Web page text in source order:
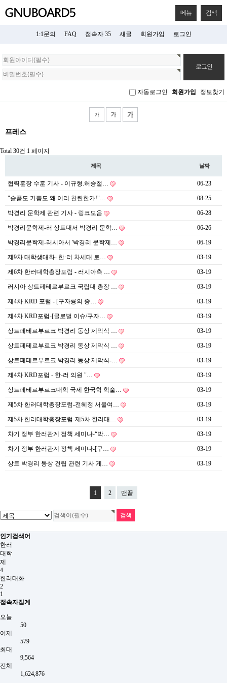
메뉴 검색
1:1문의 FAQ 접속자 35 새글 회원가입 로그인
회
원
로
자동로그인 회원가입 정보찾기
프레스
Total 30건 1 페이지
제목 날짜
협력훈장 수훈 기사 - 이규형.허승철… 06-23
"슬픔도 기쁨도 왜 이리 찬란한가!"… 08-25
박경리 문학제 관련 기사 - 링크모음 06-28
박경리문학제-러 상트대서 박경리 문학… 06-26
박경리문학제-러시아서 '박경리 문학제… 06-19
제9차 대학생대화- 한·러 차세대 토… 03-19
제6차 한러대학총장포럼 - 러시아측 … 03-19
러시아 상트페테르부르크 국립대 총장 … 03-19
제4차 KRD 포럼 - [구자룡의 중… 03-19
제4차 KRD포럼-[글로벌 이슈/구자… 03-19
상트페테르부르크 박경리 동상 제막식 … 03-19
상트페테르부르크 박경리 동상 제막식 … 03-19
상트페테르부르크 박경리 동상 제막식-… 03-19
제4차 KRD포럼 - 한-러 의원 "… 03-19
상트페테르부르크대학 국제 한국학 학술… 03-19
제5차 한러대학총장포럼-전혜정 서울여… 03-19
제5차 한러대학총장포럼-제5차 한러대… 03-19
차기 정부 한러관계 정책 세미나-“박… 03-19
차기 정부 한러관계 정책 세미나-[구… 03-19
상트 박경리 동상 건립 관련 기사 게… 03-19
1 2 맨끝
인기검색어
한러
대학
제
4
한러대화
2
1
접속자집계
오늘
50
어제
579
최대
9,564
전체
1,624,876